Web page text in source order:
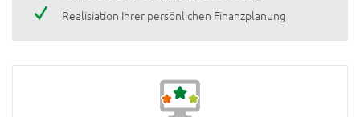
Realisiation Ihrer persönlichen Finanzplanung